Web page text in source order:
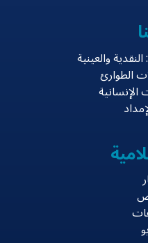
والعينية
الطوارئ